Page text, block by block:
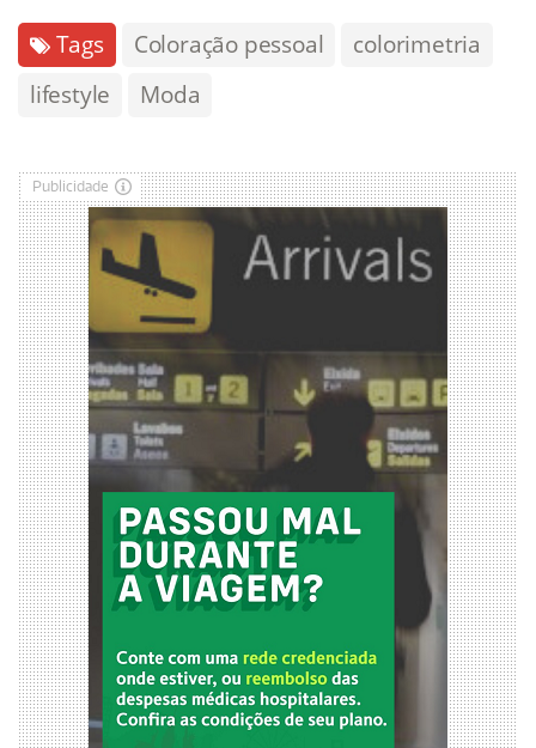
Tags Coloração pessoal
colorimetria
lifestyle
Moda
Publicidade